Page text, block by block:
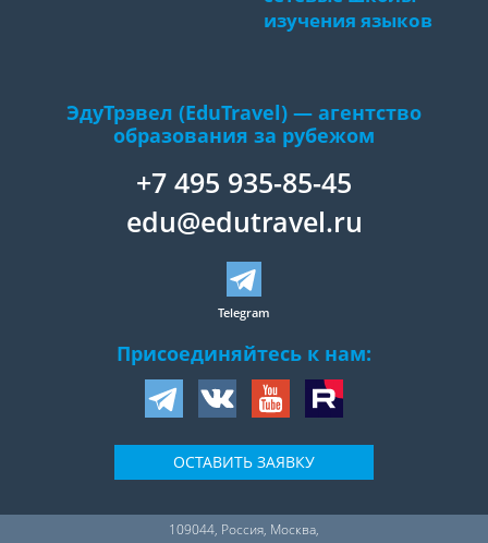
изучения языков
ЭдуТрэвел (EduTravel) — агентство
образования за рубежом
+7 495 935-85-45
edu@edutravel.ru
Telegram
Присоединяйтесь к нам:
ОСТАВИТЬ ЗАЯВКУ
109044, Россия, Москва,